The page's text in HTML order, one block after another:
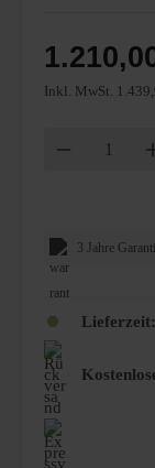
3 Jahre
Lieferzeit:
Inkl. MwSt.
Produkt